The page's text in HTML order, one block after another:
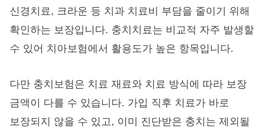
신경치료, 크라운 등 치과 치료비 부담을 줄이기 위해
확인하는 보장입니다. 충치치료는 비교적 자주 발생할
수 있어 치아보험에서 활용도가 높은 항목입니다.
다만 충치보험은 치료 재료와 치료 방식에 따라 보장
금액이 다를 수 있습니다. 가입 직후 치료가 바로
보장되지 않을 수 있고, 이미 진단받은 충치는 제외될